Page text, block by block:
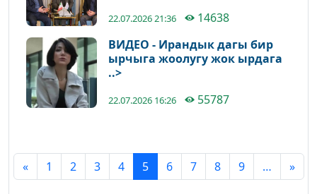
22.07.2026 21:36
14638
ВИДЕО - Ирандык дагы бир
ырчыга жоолугу жок ырдага
..>
22.07.2026 16:26 55787
« 1 2 3 4 5 6 7 8 9 … »